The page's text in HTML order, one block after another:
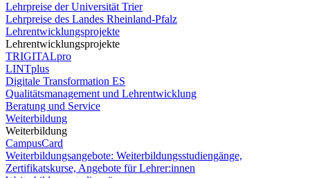
Lehrpreise der Universität Trier
Lehrpreise des Landes Rheinland-Pfalz
Lehrentwicklungsprojekte
Lehrentwicklungsprojekte
TRIGITALpro
LINTplus
Digitale Transformation ES
Qualitätsmanagement und Lehrentwicklung
Beratung und Service
Weiterbildung
Weiterbildung
CampusCard
Weiterbildungsangebote: Weiterbildungsstudiengänge,
Zertifikatskurse, Angebote für Lehrer:innen